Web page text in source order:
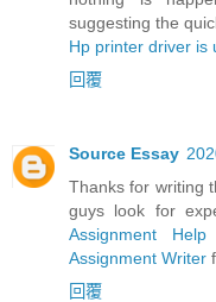
suggesting the
Hp printer driver is
回覆
Source Essay
Thanks for writing
guys look for
Assignment Help
Assignment Writer
回覆